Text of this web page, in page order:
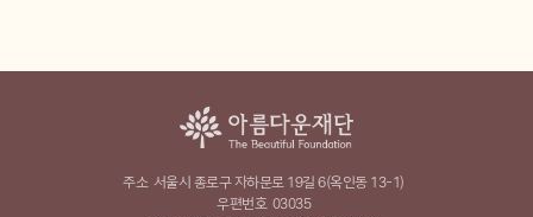
주소 서울시 종로구 자하문로 19길 6(옥인동 13-1)
우편번호 03035